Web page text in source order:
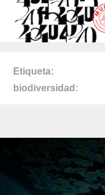
Etiqueta
biodiversidad